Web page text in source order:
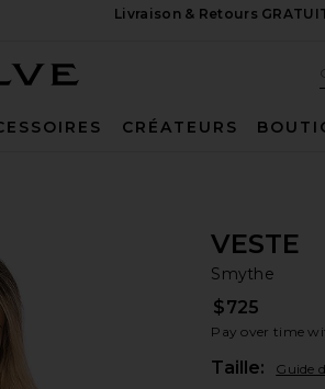
Livraison & Retours
CRÉATEURS
VESTE
Smythe
$725
Pay over time
Taille: Guide